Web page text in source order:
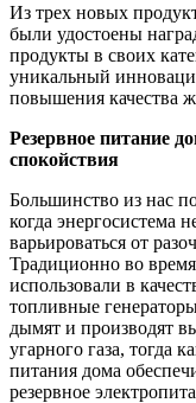
Из трех новых
были удостоены
продукты в своих
уникальный
повышения качества
Резервное питание
спокойствия
Большинство из нас
когда энергосистема
варьироваться от
Традиционно во
использовали в
топливные
дымят и производят
угарного газа, тогда
питания дома
резервное